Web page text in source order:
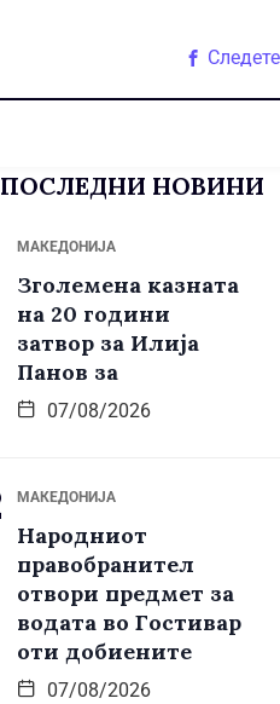
ПОСЛЕДНИ НОВИНИ
МАКЕДОНИЈА
Зголемена казната
на 20 години
затвор за Илија
Панов за
07/08/2026
МАКЕДОНИЈА
Народниот
правобранител
отвори предмет за
водата во Гостивар
оти добиените
07/08/2026